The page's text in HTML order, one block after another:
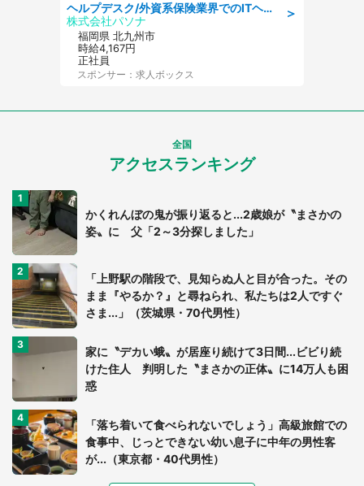
＞
ヘルプデスク/外資系保険業界でのITヘルプデスク業務/駅近/即日勤務可/ヘルプデスク
株式会社パソナ
福岡県 北九州市
時給4,167円
正社員
スポンサー：求人ボックス
全国
アクセスランキング
かくれんぼの鬼が振り返ると...2歳娘が〝まさかの
姿〟に 父「2～3分探しました」
「上野駅の階段で、見知らぬ人と目が合った。その
まま『やるか？』と尋ねられ、私たちは2人ですぐ
さま...」（茨城県・70代男性）
家に〝デカい蛾〟が居座り続けて3日間...ビビり続
けた住人 判明した〝まさかの正体〟に14万人も困
惑
「落ち着いて食べられないでしょう」高級旅館での
食事中、じっとできない幼い息子に中年の男性客
が...（東京都・40代男性）